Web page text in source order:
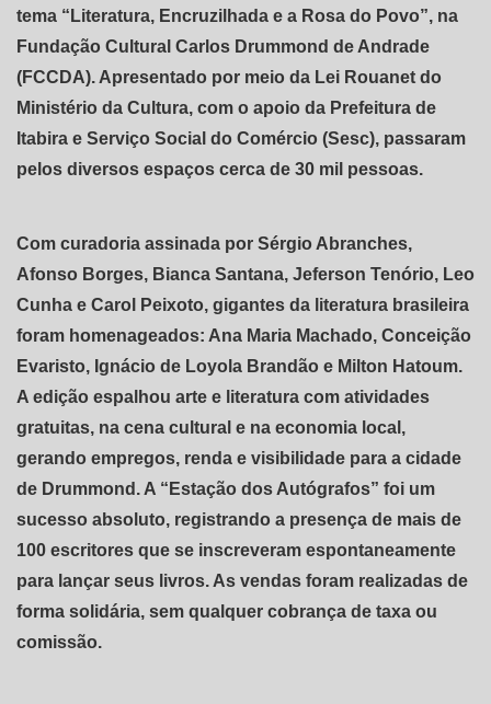
tema “Literatura, Encruzilhada e a Rosa do Povo”, na
Fundação Cultural Carlos Drummond de Andrade
(FCCDA). Apresentado por meio da Lei Rouanet do
Ministério da Cultura, com o apoio da Prefeitura de
Itabira e Serviço Social do Comércio (Sesc), passaram
pelos diversos espaços cerca de 30 mil pessoas.
Com curadoria assinada por Sérgio Abranches,
Afonso Borges, Bianca Santana, Jeferson Tenório, Leo
Cunha e Carol Peixoto, gigantes da literatura brasileira
foram homenageados: Ana Maria Machado, Conceição
Evaristo, Ignácio de Loyola Brandão e Milton Hatoum.
A edição espalhou arte e literatura com atividades
gratuitas, na cena cultural e na economia local,
gerando empregos, renda e visibilidade para a cidade
de Drummond. A “Estação dos Autógrafos” foi um
sucesso absoluto, registrando a presença de mais de
100 escritores que se inscreveram espontaneamente
para lançar seus livros. As vendas foram realizadas de
forma solidária, sem qualquer cobrança de taxa ou
comissão.